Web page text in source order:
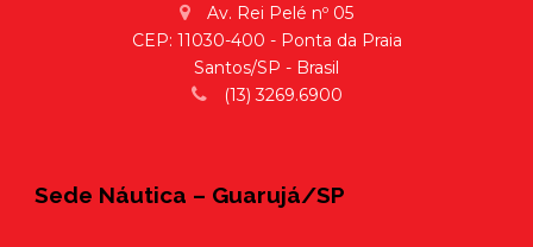
Av. Rei Pelé nº 05
CEP: 11030-400 - Ponta da Praia
Santos/SP - Brasil
(13) 3269.6900
Sede Náutica – Guarujá/SP